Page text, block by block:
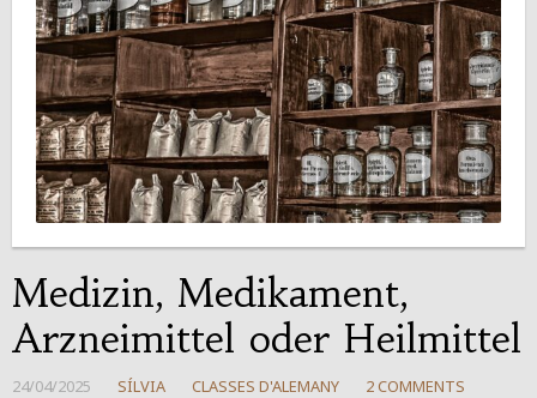
Medizin, Medikament,
Arzneimittel oder Heilmittel
24/04/2025 SÍLVIA CLASSES D'ALEMANY 2 COMMENTS